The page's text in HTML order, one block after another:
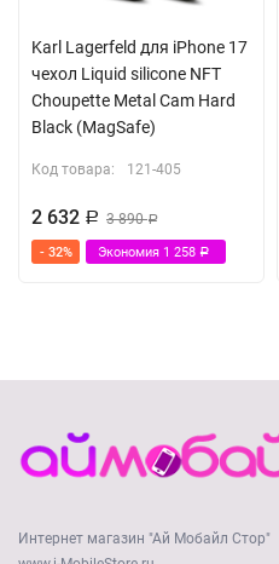
Karl Lagerfeld для iPhone 17
чехол Liquid silicone NFT
Choupette Metal Cam Hard
Black (MagSafe)
Код товара: 121-405
2 632 Р 3 890Р
- 32% Экономия 1 258 Р
Интернет магазин "Ай Мобайл Стор"